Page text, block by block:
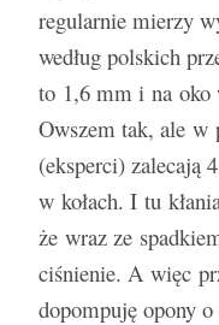
regularnie mierzy
według polskich
to 1,6 mm i na oko
Owszem tak, ale w
(eksperci) zalecają
w kołach. I tu
że wraz ze
ciśnienie. A więc
dopompuję opony